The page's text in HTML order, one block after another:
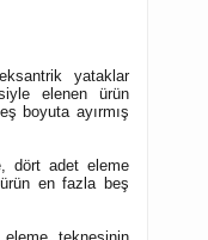
yataklar
elenen ürün
boyuta ayırmış
dört adet eleme
en fazla beş